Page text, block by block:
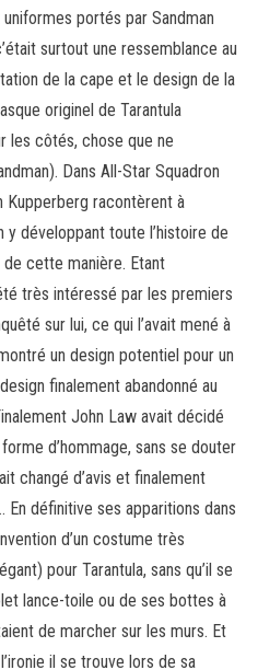
portés par Sandman
surtout une ressemblance au
de la cape et le design de la
originel de Tarantula
les côtés, chose que ne
Dans All-Star Squadron
Kupperberg racontèrent à
y développant toute l’histoire de
cette manière. Etant
très intéressé par les premiers
sur lui, ce qui l’avait mené à
un design potentiel pour un
finalement abandonné au
John Law avait décidé
d’hommage, sans se douter
changé d’avis et finalement
définitive ses apparitions dans
d’un costume très
pour Tarantula, sans qu’il se
lance-toile ou de ses bottes à
de marcher sur les murs. Et
il se trouve lors de sa